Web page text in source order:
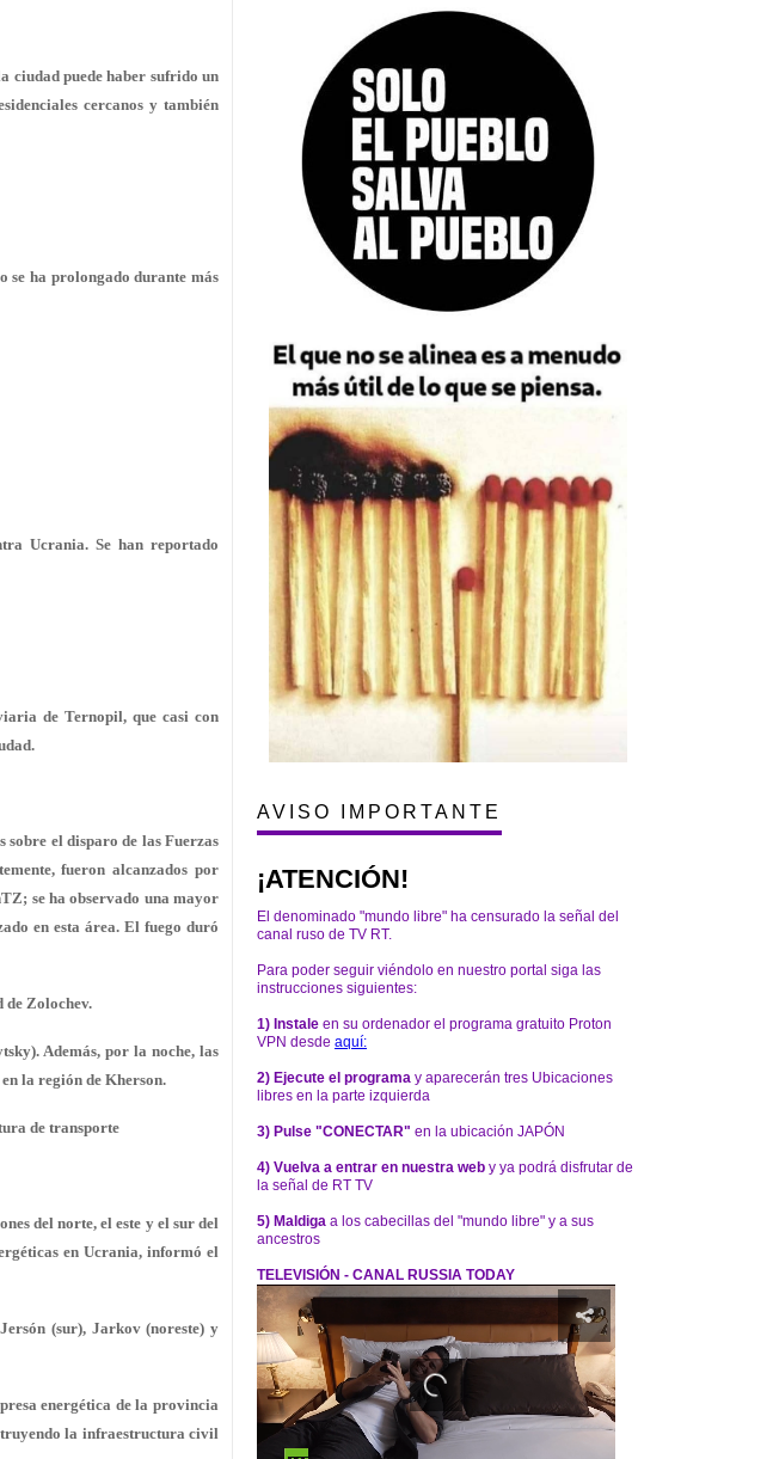
ciudad puede haber sufrido un
cercanos y también
se ha prolongado durante más
Ucrania. Se han reportado
de Ternopil, que casi con
sobre el disparo de las Fuerzas
fueron alcanzados por
se ha observado una mayor
en esta área. El fuego duró
de Zolochev.
Además, por la noche, las
la región de Kherson.
de transporte
del norte, el este y el sur del
en Ucrania, informó el
(sur), Jarkov (noreste) y
energética de la provincia
la infraestructura civil
AVISO IMPORTANTE
¡ATENCIÓN!
El denominado "mundo libre" ha censurado la señal del
canal ruso de TV RT.
Para poder seguir viéndolo en nuestro portal siga las
instrucciones siguientes:
1) Instale en su ordenador el programa gratuito Proton
VPN desde aquí:
2) Ejecute el programa y aparecerán tres Ubicaciones
libres en la parte izquierda
3) Pulse "CONECTAR" en la ubicación JAPÓN
4) Vuelva a entrar en nuestra web y ya podrá disfrutar de
la señal de RT TV
5) Maldiga a los cabecillas del "mundo libre" y a sus
ancestros
TELEVISIÓN - CANAL RUSSIA TODAY